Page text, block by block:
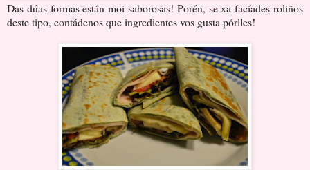
Das dúas formas están moi saborosas! Porén, se xa facíades roliños
deste tipo, contádenos que ingredientes vos gusta pórlles!